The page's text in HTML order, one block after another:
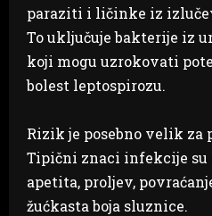
paraziti i ličinke iz
To uključuje bakterije iz
koji mogu uzrokovati
bolest leptospirozu.
Rizik je posebno velik za
Tipični znaci infekcije su
apetita, proljev,
žućkasta boja sluznice.